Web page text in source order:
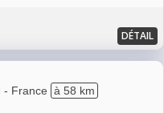
DÉTAIL
- France à 58 km